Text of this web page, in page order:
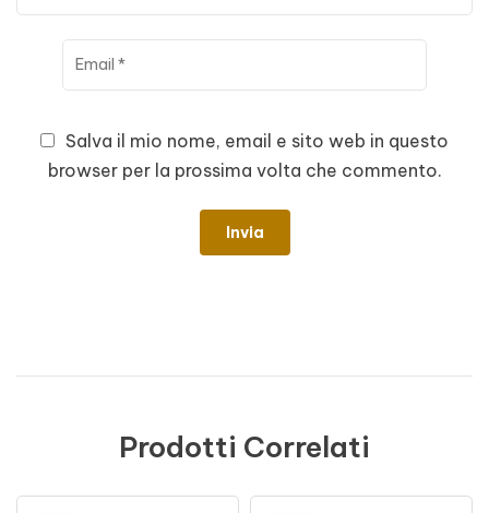
Salva il mio nome, email e sito web in questo
browser per la prossima volta che commento.
Prodotti Correlati